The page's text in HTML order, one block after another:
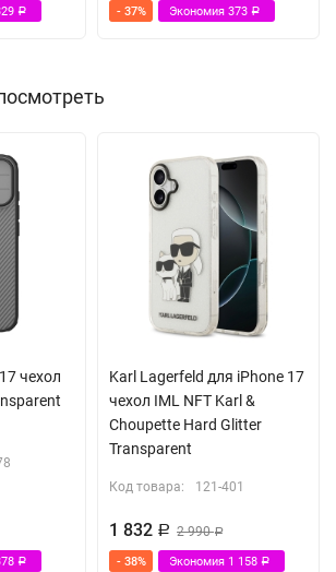
Р - 37% Экономия 373 Р
чехол
Р
Karl Lagerfeld для iPhone 17
чехол IML NFT Karl &
Choupette Hard Glitter
Transparent
Код товара: 121-401
1 832 Р 2 990Р
- 38% Экономия 1 158 Р